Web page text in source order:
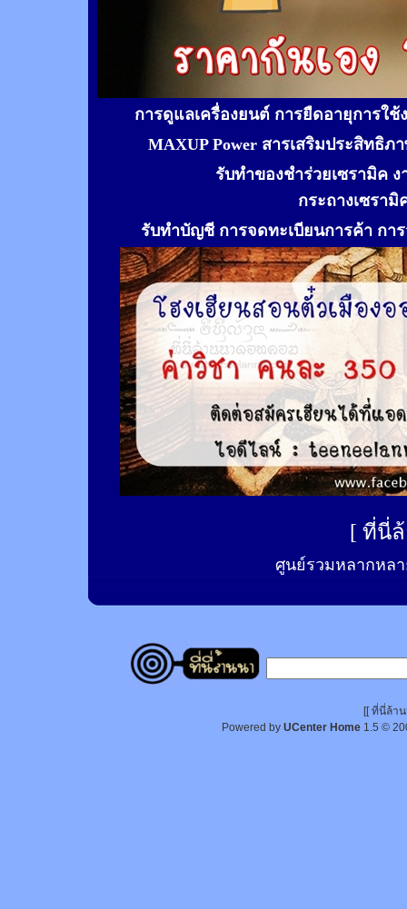
การดูแลเครื่องยนต์ การยืดอายุการใ
MAXUP Power สารเสริมประสิทธิ
รับทำของชำร่วยเซรามิค
กระถางเซรา
รับทำบัญชี การจดทะเบียนการค้า กา
[ ที่นี่
ศูนย์รวมหลากหลา
[[ ที่นี่ล้า
Powered by UCenter Home 1.5 ©